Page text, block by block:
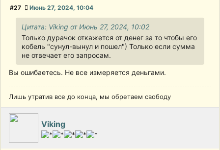
#27 Июнь 27, 2024, 10:04
Цитата: Viking от Июнь 27, 2024, 10:02
Только дурачок откажется от денег за то чтобы его
кобель "сунул-вынул и пошел") Только если сумма
не отвечает его запросам.
Вы ошибаетесь. Не все измеряется деньгами.
Лишь утратив все до конца, мы обретаем свободу
Viking